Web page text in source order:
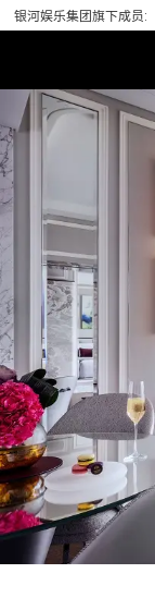
银河娱乐集团旗下成员: